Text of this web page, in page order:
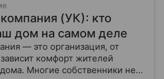
(УК): кто
дом на самом деле
— это организация, от
комфорт жителей
Многие собственники не